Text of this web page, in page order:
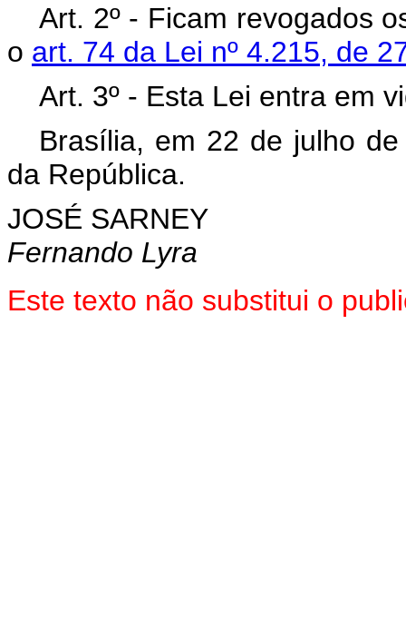
Art. 2º - Ficam revogados
o art. 74 da Lei nº 4.215, de
Art. 3º - Esta Lei entra em
Brasília, em 22 de julho
da República.
JOSÉ SARNEY
Fernando Lyra
Este texto não substitui o